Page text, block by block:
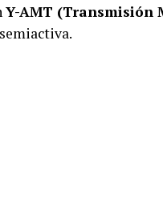
Y-AMT (Transmisión